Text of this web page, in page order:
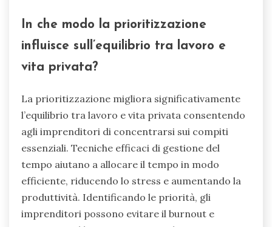
In che modo la prioritizzazione
influisce sull’equilibrio tra lavoro e
vita privata?
La prioritizzazione migliora significativamente
l’equilibrio tra lavoro e vita privata consentendo
agli imprenditori di concentrarsi sui compiti
essenziali. Tecniche efficaci di gestione del
tempo aiutano a allocare il tempo in modo
efficiente, riducendo lo stress e aumentando la
produttività. Identificando le priorità, gli
imprenditori possono evitare il burnout e